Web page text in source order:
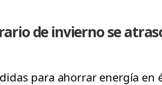
de invierno se
para ahorrar energía en